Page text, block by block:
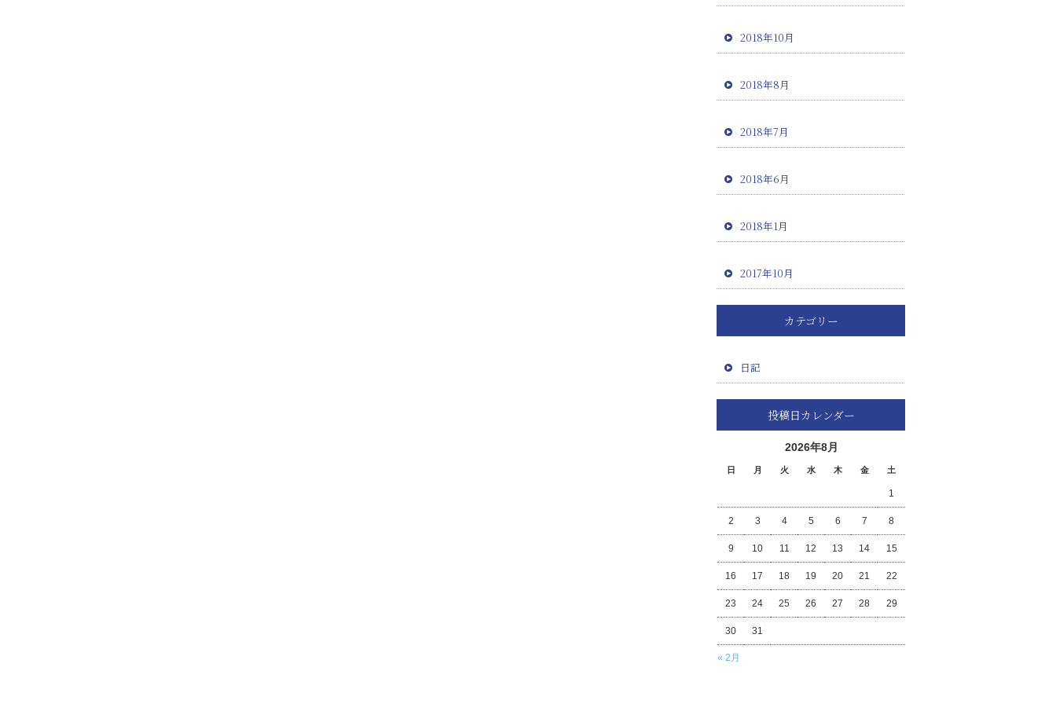
2018年10月
2018年8月
2018年7月
2018年6月
2018年1月
2017年10月
カテゴリー
日記
投稿日カレンダー
2026年8月
日 月 火 水 木 金 土
« 2月
1
2 3 4 5 6 7 8
9 10 11 12 13 14 15
16 17 18 19 20 21 22
23 24 25 26 27 28 29
30 31